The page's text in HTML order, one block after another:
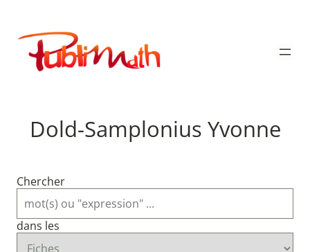
contenu
Publimath
Dold-Samplonius Yvonne
Chercher
dans les